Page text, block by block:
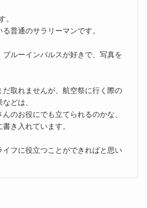
。
普通のサラリーマンです。
ブルーインパルスが好きで、写真を
だ取れませんが、航空祭に行く際の
どは、
のお役にでも立てられるのかな、
き入れています。
イフに役立つことができればと思い